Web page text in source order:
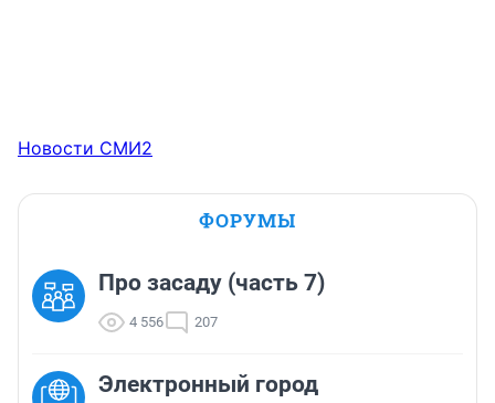
Новости СМИ2
ФОРУМЫ
Про засаду (часть 7)
4 556 207
Электронный город